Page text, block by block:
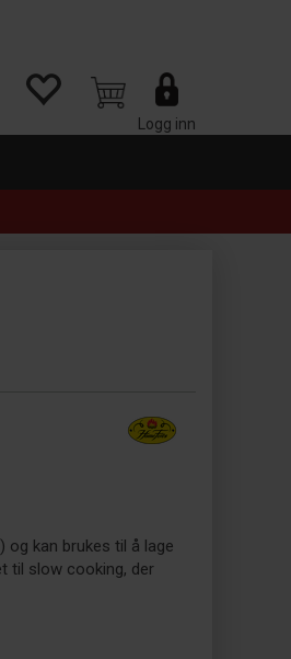
Logg inn
og kan brukes til å lage
til slow cooking, der